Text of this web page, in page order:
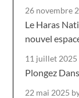
26 novembre
Le Haras
nouvel
11 juillet 2025
Plongez
22 mai 2025